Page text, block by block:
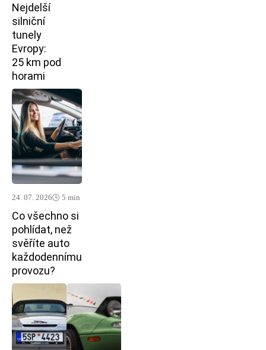
Nejdelší
silniční
tunely
Evropy:
25 km pod
horami
24. 07. 2026🕓 5 min
Co všechno si
pohlídat, než
svěříte auto
každodennímu
provozu?